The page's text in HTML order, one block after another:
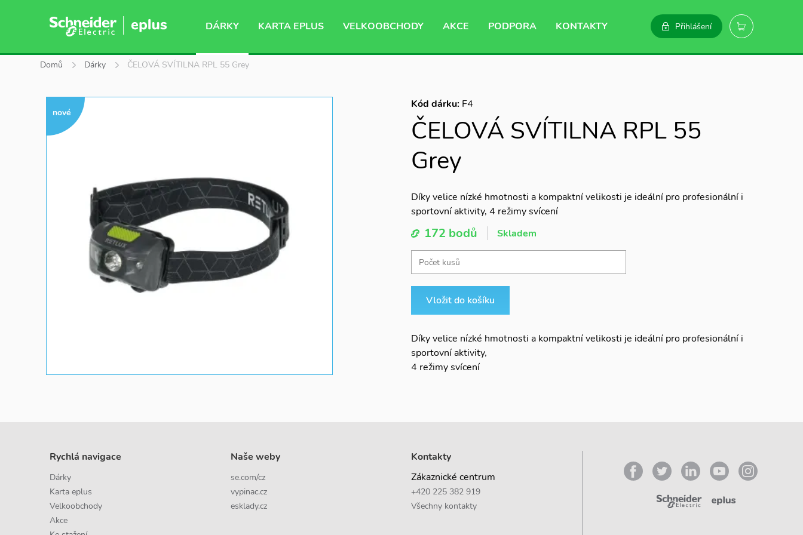
Přihlášení
DÁRKY KARTA EPLUS VELKOOBCHODY AKCE PODPORA KONTAKTY
Domů Dárky ČELOVÁ SVÍTILNA RPL 55 Grey
Kód dárku: F4
ČELOVÁ SVÍTILNA RPL 55
Grey
nové
Díky velice nízké hmotnosti a kompaktní velikosti je ideální pro profesionální i
sportovní aktivity, 4 režimy svícení
172 bodů Skladem
Vložit do košíku
Díky velice nízké hmotnosti a kompaktní velikosti je ideální pro profesionální i
sportovní aktivity,
4 režimy svícení
Rychlá navigace
Dárky
Karta eplus
Velkoobchody
Akce
Naše weby
se.com/cz
vypinac.cz
esklady.cz
Kontakty
Zákaznické centrum
+420 225 382 919
Všechny kontakty